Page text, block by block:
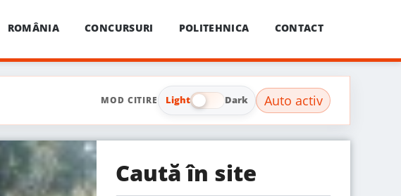
ROMÂNIA CONCURSURI POLITEHNICA CONTACT
MOD CITIRE Light Dark Auto activ
Caută în site